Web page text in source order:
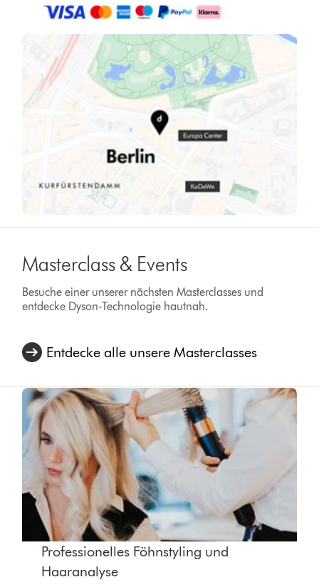
Masterclass & Events
Besuche einer unserer nächsten Masterclasses und
entdecke Dyson-Technologie hautnah.
Entdecke alle unsere Masterclasses
Professionelles Föhnstyling und
Haaranalyse